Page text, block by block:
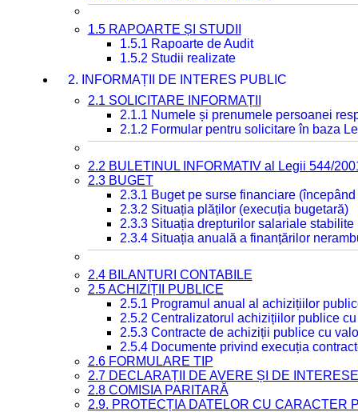
1.5 RAPOARTE ȘI STUDII
1.5.1 Rapoarte de Audit
1.5.2 Studii realizate
2. INFORMAȚII DE INTERES PUBLIC
2.1 SOLICITARE INFORMAȚII
2.1.1 Numele și prenumele persoanei
2.1.2 Formular pentru solicitare în baza
2.2 BULETINUL INFORMATIV al Legii 544/
2.3 BUGET
2.3.1 Buget pe surse financiare
2.3.2 Situația plăților (execuția bugetară)
2.3.3 Situația drepturilor salariale
2.3.4 Situația anuală a finanțărilor
2.4 BILANȚURI CONTABILE
2.5 ACHIZIȚII PUBLICE
2.5.1 Programul anual al achizițiilor
2.5.2 Centralizatorul achizițiilor publice
2.5.3 Contracte de achiziții publice cu
2.5.4 Documente privind execuția
2.6 FORMULARE TIP
2.7 DECLARAȚII DE AVERE ȘI DE INTERESE
2.8 COMISIA PARITARĂ
2.9. PROTECȚIA DATELOR CU CARACTER